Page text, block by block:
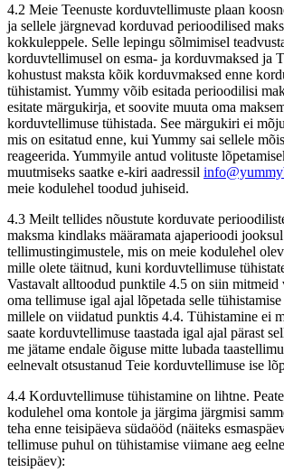
4.2 Meie Teenuste korduvtellimuste plaan
ja sellele järgnevad korduvad perioodilised
kokkuleppele. Selle lepingu sõlmimisel
korduvtellimusel on esma- ja korduvmaksed ja
kohustust maksta kõik korduvmaksed enne
tühistamist. Yummy võib esitada perioodilisi
esitate märgukirja, et soovite muuta oma
korduvtellimuse tühistada. See märgukiri ei
mis on esitatud enne, kui Yummy sai sellele
reageerida. Yummyile antud volituste
muutmiseks saatke e-kiri aadressil
meie kodulehel toodud juhiseid.
4.3 Meilt tellides nõustute korduvate
maksma kindlaks määramata ajaperioodi
tellimustingimustele, mis on meie kodulehel
mille olete täitnud, kuni korduvtellimuse
Vastavalt alltoodud punktile 4.5 on siin mitmeid
oma tellimuse igal ajal lõpetada selle
millele on viidatud punktis 4.4. Tühistamine ei
saate korduvtellimuse taastada igal ajal pärast
me jätame endale õiguse mitte lubada
eelnevalt otsustanud Teie korduvtellimuse ise
4.4 Korduvtellimuse tühistamine on lihtne.
kodulehel oma kontole ja järgima järgmisi
teha enne teisipäeva südaööd (näiteks
tellimuse puhul on tühistamise viimane aeg
teisipäev):